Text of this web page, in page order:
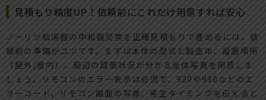
見積もり精度UP！依頼前にこれだけ用意すれば安心
ノーリツ給湯器の中和器交換を正確見積もりで進めるには、依
頼前の準備がコツです。まずは本体の型式と製造年、設置場所
（屋外/屋内）、周辺の設置状況が分かる全体写真を用意しま
しょう。リモコンのエラー表示は必須で、920や930などのエ
ラーコード、リモコン画面の写真、発生タイミングを伝えると